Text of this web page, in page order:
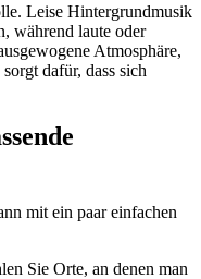
Leise Hintergrundmusik
während laute oder
Atmosphäre,
dafür, dass sich
mit ein paar einfachen
Sie Orte, an denen man